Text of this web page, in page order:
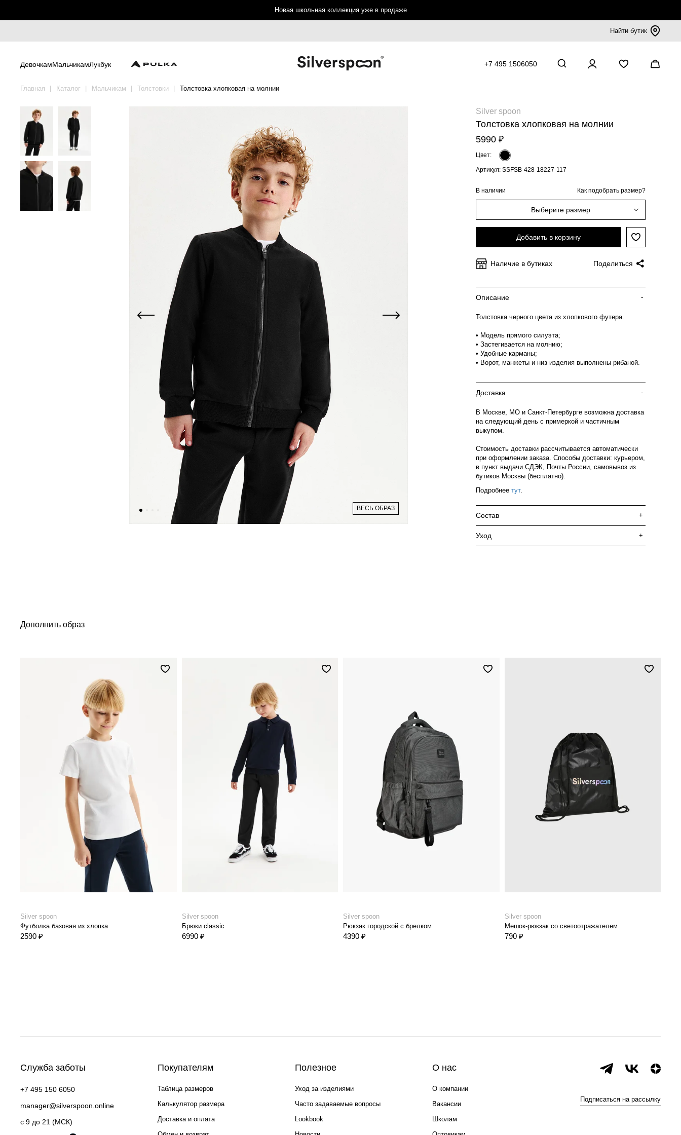
Новая школьная коллекция уже в продаже
Найти бутик
ДевочкамМальчикамЛукбук +7 495 1506050
Главная Каталог Мальчикам Толстовки Толстовка хлопковая на молнии
ВЕСЬ ОБРАЗ
Silver spoon
Толстовка хлопковая на молнии
5990 ₽
Цвет:
Артикул: SSFSB-428-18227-117
В наличии Как подобрать размер?
Выберите размер
Добавить в корзину
Наличие в бутиках Поделиться
Описание -
Толстовка черного цвета из хлопкового футера.
• Модель прямого силуэта;
• Застегивается на молнию;
• Удобные карманы;
• Ворот, манжеты и низ изделия выполнены рибаной.
Доставка -
В Москве, МО и Санкт-Петербурге возможна доставка
на следующий день с примеркой и частичным
выкупом.
Стоимость доставки рассчитывается автоматически
при оформлении заказа. Способы доставки: курьером,
в пункт выдачи СДЭК, Почты России, самовывоз из
бутиков Москвы (бесплатно).
Подробнее тут.
Состав +
Уход +
Дополнить образ
Silver spoon
Футболка базовая из хлопка
2590 ₽
Silver spoon
Брюки classic
6990 ₽
Silver spoon
Рюкзак городской с брелком
4390 ₽
Silver spoon
Мешок-рюкзак со светоотражателем
790 ₽
Служба заботы
+7 495 150 6050
manager@silverspoon.online
c 9 до 21 (МСК)
Покупателям
Таблица размеров
Калькулятор размера
Доставка и оплата
Полезное
Уход за изделиями
Часто задаваемые вопросы
Lookbook
О нас
О компании
Вакансии
Школам
Подписаться на рассылку